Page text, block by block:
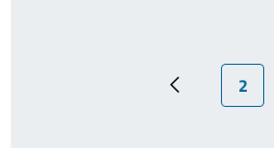
Pagina
Pagina
2